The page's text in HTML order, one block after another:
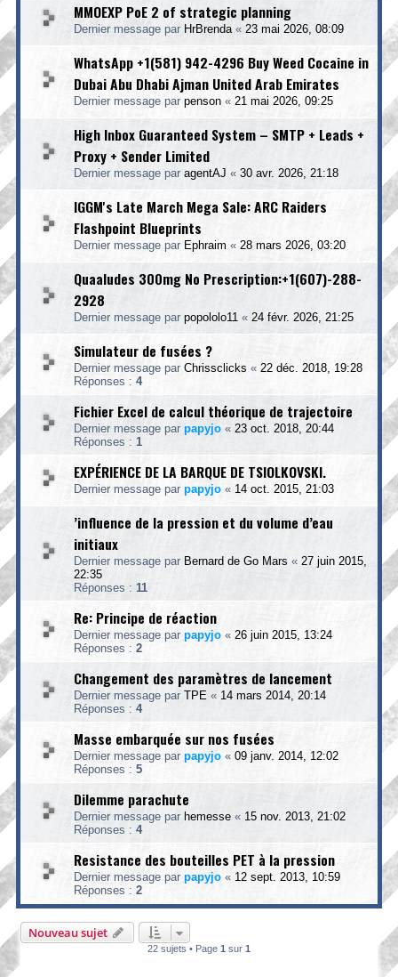
MMOEXP PoE 2 of strategic planning
Dernier message par HrBrenda« 23 mai 2026, 08:09
WhatsApp +1(581) 942-4296 Buy Weed Cocaine in
Dubai Abu Dhabi Ajman United Arab Emirates
Dernier message par penson « 21 mai 2026, 09:25
High Inbox Guaranteed System – SMTP + Leads +
Proxy + Sender Limited
Dernier message par agentAJ « 30 avr. 2026, 21:18
IGGM's Late March Mega Sale: ARC Raiders
Flashpoint Blueprints
Dernier message par Ephraim « 28 mars 2026, 03:20
Quaaludes 300mg No Prescription:+1(607)-288-
2928
Dernier message par popololo11 « 24 févr. 2026, 21:25
Simulateur de fusées ?
Dernier message par Chrissclicks « 22 déc. 2018, 19:28
Réponses : 4
Fichier Excel de calcul théorique de trajectoire
Dernier message par papyjo « 23 oct. 2018, 20:44
Réponses : 1
EXPÉRIENCE DE LA BARQUE DE TSIOLKOVSKI.
Dernier message par papyjo « 14 oct. 2015, 21:03
’influence de la pression et du volume d’eau
initiaux
Dernier message par Bernard de Go Mars « 27 juin 2015,
22:35
Réponses : 11
Re: Principe de réaction
Dernier message par papyjo « 26 juin 2015, 13:24
Réponses : 2
Changement des paramètres de lancement
Dernier message par TPE « 14 mars 2014, 20:14
Réponses : 4
Masse embarquée sur nos fusées
Dernier message par papyjo « 09 janv. 2014, 12:02
Réponses : 5
Dilemme parachute
Dernier message par hemesse « 15 nov. 2013, 21:02
Réponses : 4
Resistance des bouteilles PET à la pression
Dernier message par papyjo « 12 sept. 2013, 10:59
Réponses : 2
Nouveau sujet
22 sujets • Page 1 sur 1